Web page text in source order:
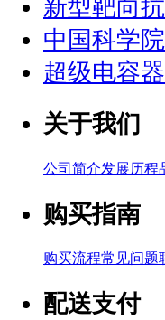
新型靶向
中国科学
超级电容
关于我们
公司简介发展历程
购买指南
购买流程常见问题
配送支付